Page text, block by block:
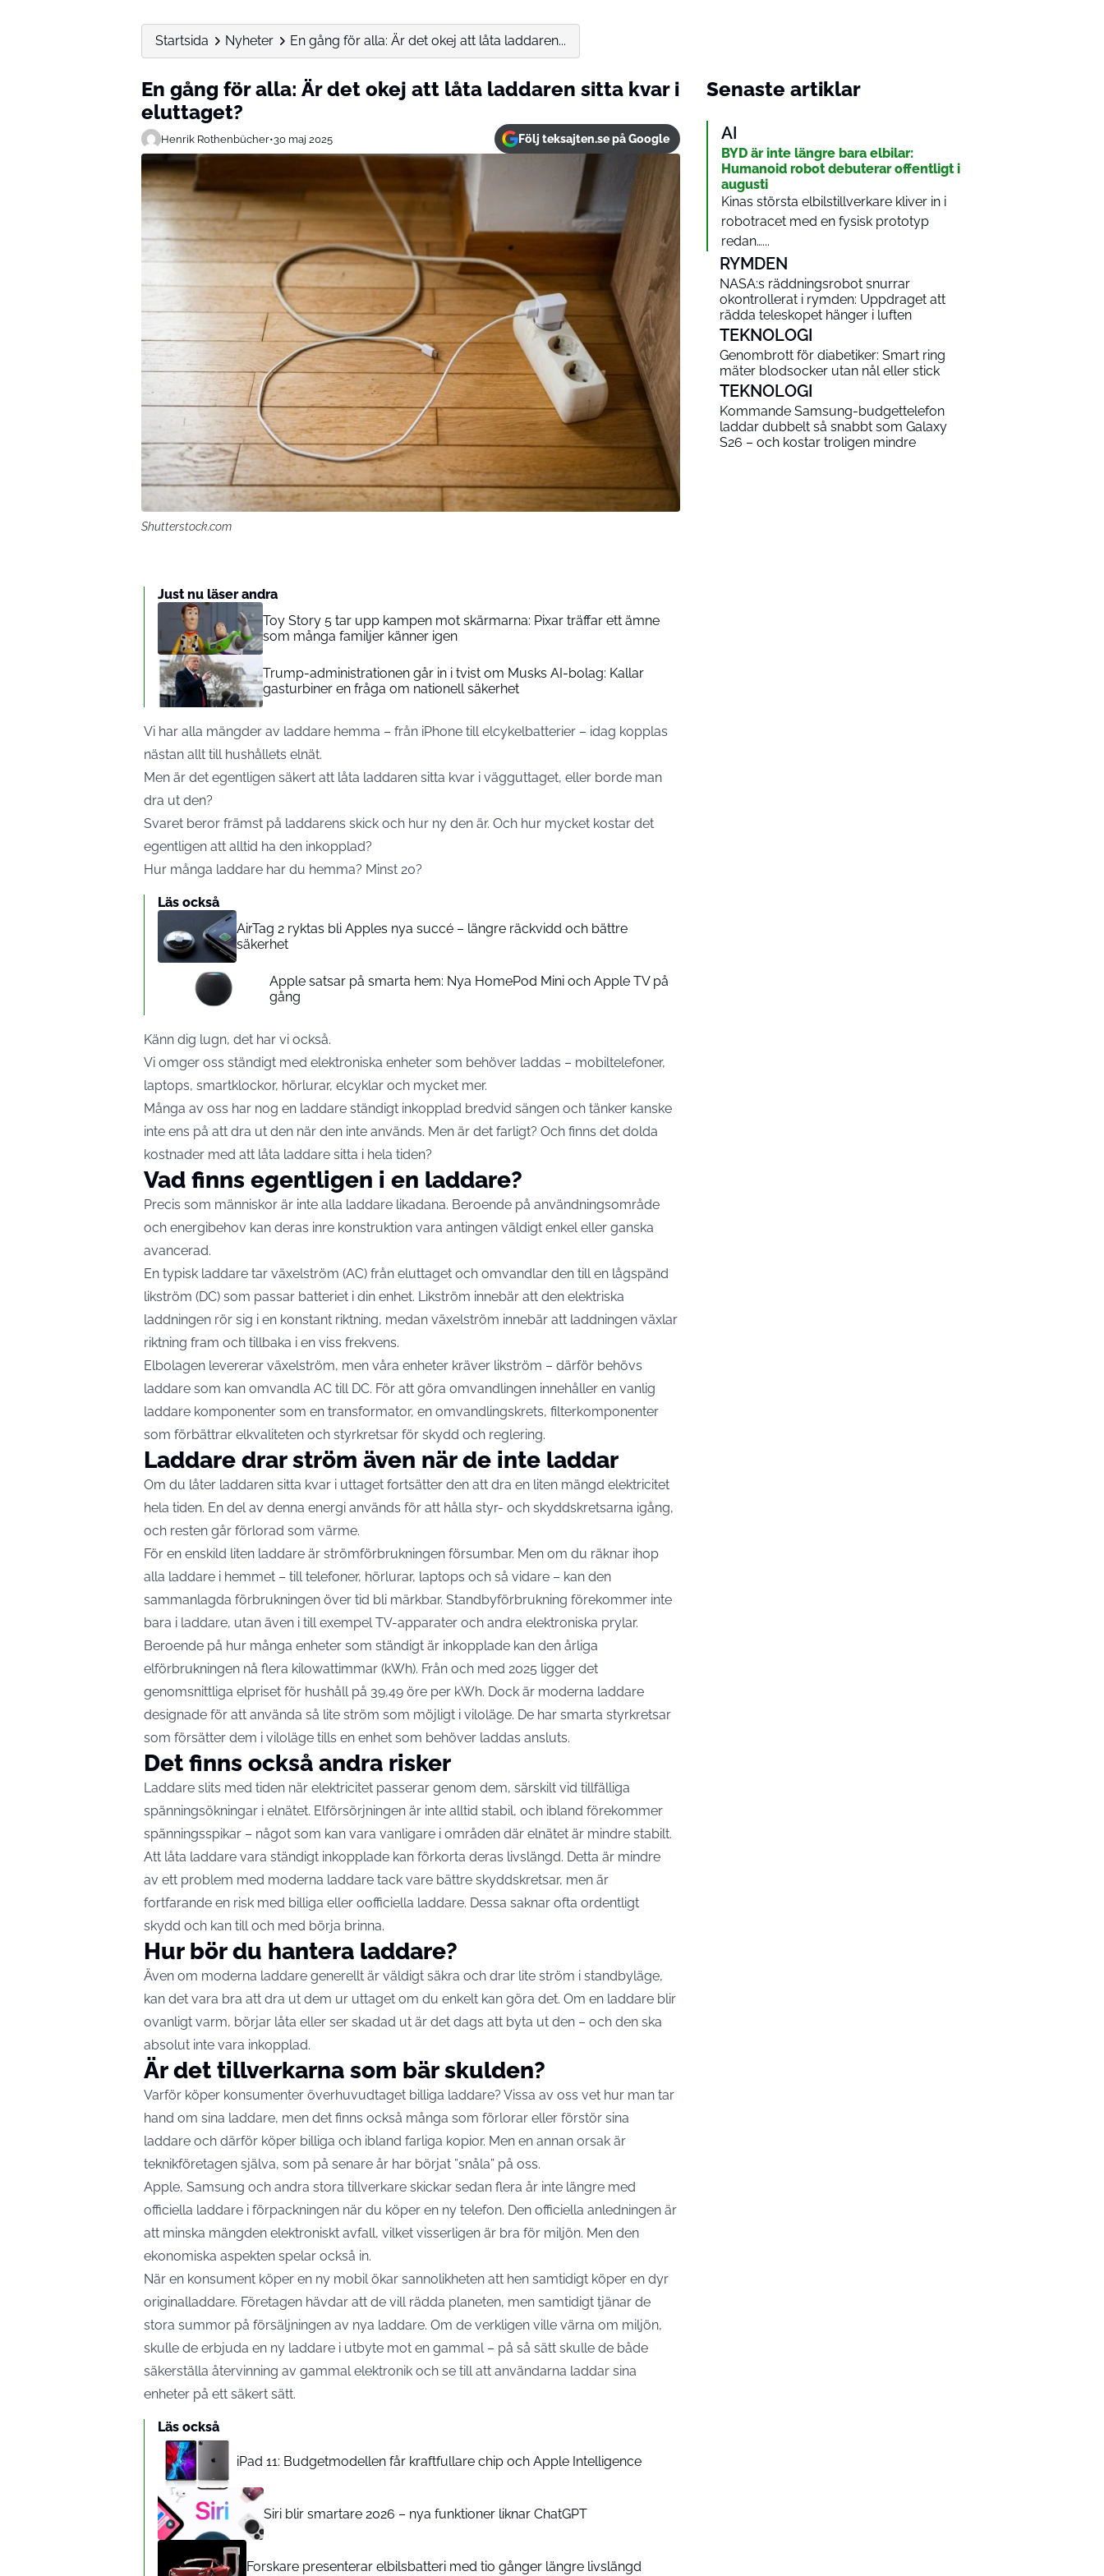
Startsida Nyheter En gång för alla: Är det okej att låta laddaren...
En gång för alla: Är det okej att låta laddaren sitta kvar i
eluttaget?
Henrik Rothenbücher•30 maj 2025 Följ teksajten.se på Google
Shutterstock.com
Just nu läser andra
Toy Story 5 tar upp kampen mot skärmarna: Pixar träffar ett ämne
som många familjer känner igen
Trump-administrationen går in i tvist om Musks AI-bolag: Kallar
gasturbiner en fråga om nationell säkerhet
Vi har alla mängder av laddare hemma – från iPhone till elcykelbatterier – idag kopplas
nästan allt till hushållets elnät.
Men är det egentligen säkert att låta laddaren sitta kvar i vägguttaget, eller borde man
dra ut den?
Svaret beror främst på laddarens skick och hur ny den är. Och hur mycket kostar det
egentligen att alltid ha den inkopplad?
Hur många laddare har du hemma? Minst 20?
Läs också
AirTag 2 ryktas bli Apples nya succé – längre räckvidd och bättre
säkerhet
Apple satsar på smarta hem: Nya HomePod Mini och Apple TV på
gång
Känn dig lugn, det har vi också.
Vi omger oss ständigt med elektroniska enheter som behöver laddas – mobiltelefoner,
laptops, smartklockor, hörlurar, elcyklar och mycket mer.
Många av oss har nog en laddare ständigt inkopplad bredvid sängen och tänker kanske
inte ens på att dra ut den när den inte används. Men är det farligt? Och finns det dolda
kostnader med att låta laddare sitta i hela tiden?
Vad finns egentligen i en laddare?
Precis som människor är inte alla laddare likadana. Beroende på användningsområde
och energibehov kan deras inre konstruktion vara antingen väldigt enkel eller ganska
avancerad.
En typisk laddare tar växelström (AC) från eluttaget och omvandlar den till en lågspänd
likström (DC) som passar batteriet i din enhet. Likström innebär att den elektriska
laddningen rör sig i en konstant riktning, medan växelström innebär att laddningen växlar
riktning fram och tillbaka i en viss frekvens.
Elbolagen levererar växelström, men våra enheter kräver likström – därför behövs
laddare som kan omvandla AC till DC. För att göra omvandlingen innehåller en vanlig
laddare komponenter som en transformator, en omvandlingskrets, filterkomponenter
som förbättrar elkvaliteten och styrkretsar för skydd och reglering.
Laddare drar ström även när de inte laddar
Om du låter laddaren sitta kvar i uttaget fortsätter den att dra en liten mängd elektricitet
hela tiden. En del av denna energi används för att hålla styr- och skyddskretsarna igång,
och resten går förlorad som värme.
För en enskild liten laddare är strömförbrukningen försumbar. Men om du räknar ihop
alla laddare i hemmet – till telefoner, hörlurar, laptops och så vidare – kan den
sammanlagda förbrukningen över tid bli märkbar. Standbyförbrukning förekommer inte
bara i laddare, utan även i till exempel TV-apparater och andra elektroniska prylar.
Beroende på hur många enheter som ständigt är inkopplade kan den årliga
elförbrukningen nå flera kilowattimmar (kWh). Från och med 2025 ligger det
genomsnittliga elpriset för hushåll på 39,49 öre per kWh. Dock är moderna laddare
designade för att använda så lite ström som möjligt i viloläge. De har smarta styrkretsar
som försätter dem i viloläge tills en enhet som behöver laddas ansluts.
Det finns också andra risker
Laddare slits med tiden när elektricitet passerar genom dem, särskilt vid tillfälliga
spänningsökningar i elnätet. Elförsörjningen är inte alltid stabil, och ibland förekommer
spänningsspikar – något som kan vara vanligare i områden där elnätet är mindre stabilt.
Att låta laddare vara ständigt inkopplade kan förkorta deras livslängd. Detta är mindre
av ett problem med moderna laddare tack vare bättre skyddskretsar, men är
fortfarande en risk med billiga eller oofficiella laddare. Dessa saknar ofta ordentligt
skydd och kan till och med börja brinna.
Hur bör du hantera laddare?
Även om moderna laddare generellt är väldigt säkra och drar lite ström i standbyläge,
kan det vara bra att dra ut dem ur uttaget om du enkelt kan göra det. Om en laddare blir
ovanligt varm, börjar låta eller ser skadad ut är det dags att byta ut den – och den ska
absolut inte vara inkopplad.
Är det tillverkarna som bär skulden?
Varför köper konsumenter överhuvudtaget billiga laddare? Vissa av oss vet hur man tar
hand om sina laddare, men det finns också många som förlorar eller förstör sina
laddare och därför köper billiga och ibland farliga kopior. Men en annan orsak är
teknikföretagen själva, som på senare år har börjat ”snåla” på oss.
Apple, Samsung och andra stora tillverkare skickar sedan flera år inte längre med
officiella laddare i förpackningen när du köper en ny telefon. Den officiella anledningen är
att minska mängden elektroniskt avfall, vilket visserligen är bra för miljön. Men den
ekonomiska aspekten spelar också in.
När en konsument köper en ny mobilökar sannolikheten att hen samtidigt köper en dyr
original­laddare. Företagen hävdar att de vill rädda planeten, men samtidigt tjänar de
stora summor på försäljningen av nya laddare. Om de verkligen ville värna om miljön,
skulle de erbjuda en ny laddare i utbyte mot en gammal – på så sätt skulle de både
säkerställa återvinning av gammal elektronik och se till att användarna laddar sina
enheter på ett säkert sätt.
Läs också
iPad 11: Budgetmodellen får kraftfullare chip och Apple Intelligence
Siri blir smartare 2026 – nya funktioner liknar ChatGPT
Forskare presenterar elbilsbatteri med tio gånger längre livslängd
Senaste artiklar
AI
BYD är inte längre bara elbilar:
Humanoid robot debuterar offentligt i
augusti
Kinas största elbilstillverkare kliver in i
robotracet med en fysisk prototyp
redan…...
RYMDEN
NASA:s räddningsrobot snurrar
okontrollerat i rymden: Uppdraget att
rädda teleskopet hänger i luften
TEKNOLOGI
Genombrott för diabetiker: Smart ring
mäter blodsocker utan nål eller stick
TEKNOLOGI
Kommande Samsung-budgettelefon
laddar dubbelt så snabbt som Galaxy
S26 – och kostar troligen mindre